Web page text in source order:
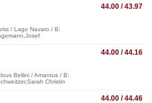
44.00 / 43.97
/ Lago Navaro / B:
44.00 / 44.16
Bellini / Amantus / B:
Christin
44.00 / 44.46